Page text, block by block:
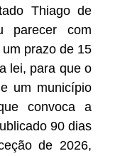
Thiago de
parecer com
prazo de 15
lei, para que o
um município
convoca a
90 dias
de 2026,